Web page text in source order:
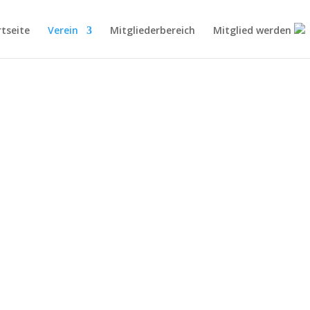
Verein Mitgliederbereich Mitglied werden